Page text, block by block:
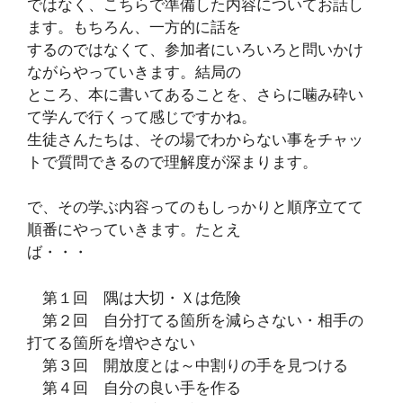
ではなく、こちらで準備した内容についてお話し
ます。もちろん、一方的に話を
するのではなくて、参加者にいろいろと問いかけ
ながらやっていきます。結局の
ところ、本に書いてあることを、さらに噛み砕い
て学んで行くって感じですかね。
生徒さんたちは、その場でわからない事をチャッ
トで質問できるので理解度が深まります。
で、その学ぶ内容ってのもしっかりと順序立てて
順番にやっていきます。たとえ
ば・・・
第１回 隅は大切・Ｘは危険
第２回 自分打てる箇所を減らさない・相手の
打てる箇所を増やさない
第３回 開放度とは～中割りの手を見つける
第４回 自分の良い手を作る